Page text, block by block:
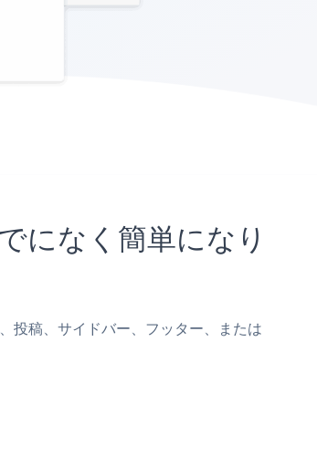
なく簡単になり
稿、サイドバー、フッター、または